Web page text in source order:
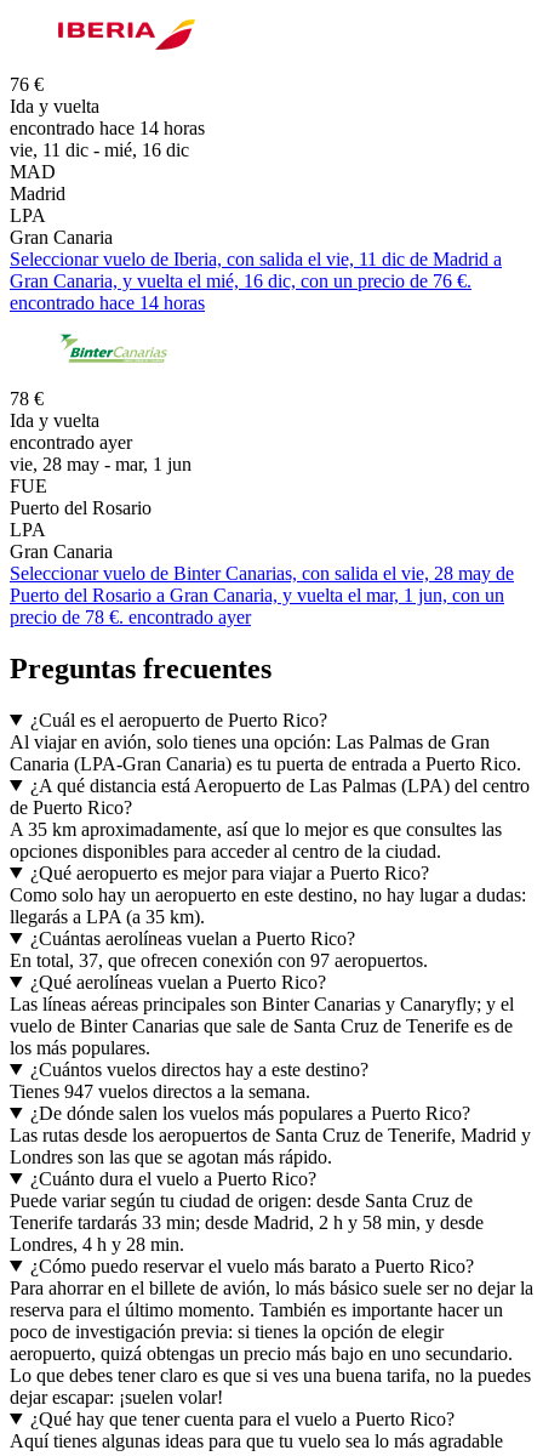
76 €
Ida y vuelta
encontrado hace 14 horas
vie, 11 dic - mié, 16 dic
MAD
Madrid
LPA
Gran Canaria
Seleccionar vuelo de Iberia, con salida el vie, 11 dic de Madrid a
Gran Canaria, y vuelta el mié, 16 dic, con un precio de 76 €.
encontrado hace 14 horas
78 €
Ida y vuelta
encontrado ayer
vie, 28 may - mar, 1 jun
FUE
Puerto del Rosario
LPA
Gran Canaria
Seleccionar vuelo de Binter Canarias, con salida el vie, 28 may de
Puerto del Rosario a Gran Canaria, y vuelta el mar, 1 jun, con un
precio de 78 €. encontrado ayer
Preguntas frecuentes
¿Cuál es el aeropuerto de Puerto Rico?
Al viajar en avión, solo tienes una opción: Las Palmas de Gran
Canaria (LPA-Gran Canaria) es tu puerta de entrada a Puerto Rico.
¿A qué distancia está Aeropuerto de Las Palmas (LPA) del centro
de Puerto Rico?
A 35 km aproximadamente, así que lo mejor es que consultes las
opciones disponibles para acceder al centro de la ciudad.
¿Qué aeropuerto es mejor para viajar a Puerto Rico?
Como solo hay un aeropuerto en este destino, no hay lugar a dudas:
llegarás a LPA (a 35 km).
¿Cuántas aerolíneas vuelan a Puerto Rico?
En total, 37, que ofrecen conexión con 97 aeropuertos.
¿Qué aerolíneas vuelan a Puerto Rico?
Las líneas aéreas principales son Binter Canarias y Canaryfly; y el
vuelo de Binter Canarias que sale de Santa Cruz de Tenerife es de
los más populares.
¿Cuántos vuelos directos hay a este destino?
Tienes 947 vuelos directos a la semana.
¿De dónde salen los vuelos más populares a Puerto Rico?
Las rutas desde los aeropuertos de Santa Cruz de Tenerife, Madrid y
Londres son las que se agotan más rápido.
¿Cuánto dura el vuelo a Puerto Rico?
Puede variar según tu ciudad de origen: desde Santa Cruz de
Tenerife tardarás 33 min; desde Madrid, 2 h y 58 min, y desde
Londres, 4 h y 28 min.
¿Cómo puedo reservar el vuelo más barato a Puerto Rico?
Para ahorrar en el billete de avión, lo más básico suele ser no dejar la
reserva para el último momento. También es importante hacer un
poco de investigación previa: si tienes la opción de elegir
aeropuerto, quizá obtengas un precio más bajo en uno secundario.
Lo que debes tener claro es que si ves una buena tarifa, no la puedes
dejar escapar: ¡suelen volar!
¿Qué hay que tener cuenta para el vuelo a Puerto Rico?
Aquí tienes algunas ideas para que tu vuelo sea lo más agradable